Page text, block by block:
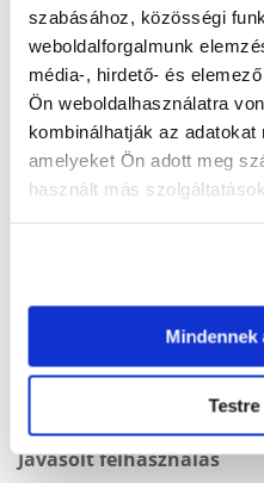
szabásához, közösségi
weboldalforgalmunk
média-, hirdető- és
Ön weboldalhasználatra
kombinálhatják az
amelyeket Ön adott meg
használt más
Mindennek
Gyakori Kérdések
0.19
TRIXIE
Javasolt felhasználás